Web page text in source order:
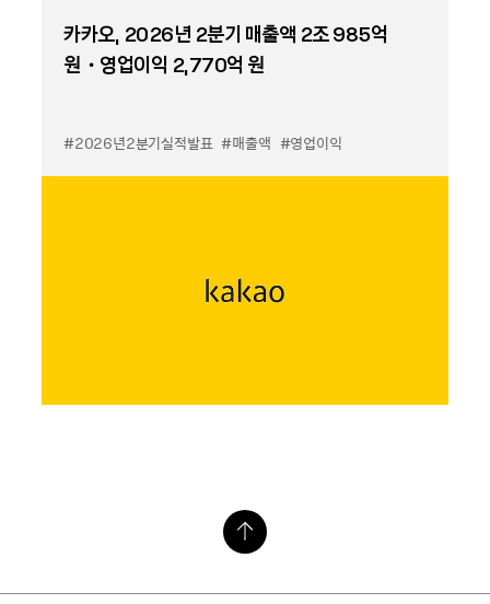
카카오, 2026년 2분기 매출액 2조 985억
원・영업이익 2,770억 원
#2026년2분기실적발표 #매출액 #영업이익